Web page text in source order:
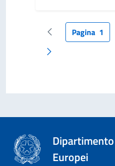
Pagina precedente
Pagina 1
Pagina successiva
Europei